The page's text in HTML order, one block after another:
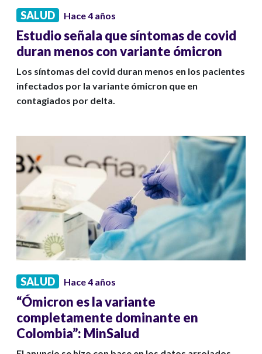
SALUD Hace 4 años
Estudio señala que síntomas de covid
duran menos con variante ómicron
Los síntomas del covid duran menos en los pacientes
infectados por la variante ómicron que en
contagiados por delta.
SALUD Hace 4 años
“Ómicron es la variante
completamente dominante en
Colombia”: MinSalud